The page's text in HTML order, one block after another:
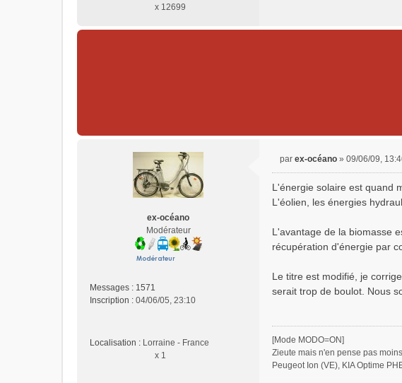
x 12699
ex-océano
Modérateur
Messages : 1571
Inscription : 04/06/05, 23:10
Localisation : Lorraine - France
x 1
s
s
g
e
n
l
par ex-océano » 09/06/09,
L'énergie solaire est quand
L'éolien, les énergies
L'avantage de la biomasse
récupération d'énergie par
Le titre est modifié, je
serait trop de boulot. Nous
[Mode MODO=ON]
Zieute mais n'en pense pas
Peugeot Ion (VE), KIA Optime